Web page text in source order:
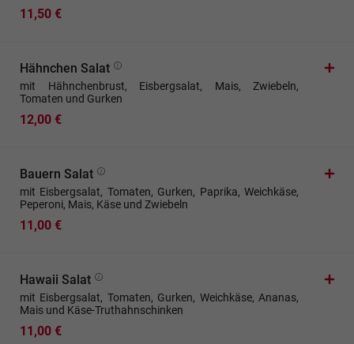
11,50 €
Hähnchen Salat
mit Hähnchenbrust, Eisbergsalat, Mais, Zwiebeln,
Tomaten und Gurken
12,00 €
Bauern Salat
mit Eisbergsalat, Tomaten, Gurken, Paprika, Weichkäse,
Peperoni, Mais, Käse und Zwiebeln
11,00 €
Hawaii Salat
mit Eisbergsalat, Tomaten, Gurken, Weichkäse, Ananas,
Mais und Käse-Truthahnschinken
11,00 €